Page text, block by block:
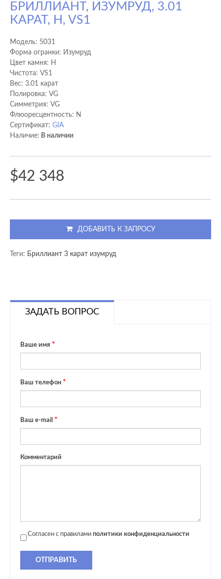
БРИЛЛИАНТ, ИЗУМРУД, 3.01
КАРАТ, H, VS1
Модель: 5031
Форма огранки: Изумруд
Цвет камня: H
Чистота: VS1
Вес: 3.01 карат
Полировка: VG
Cимметрия: VG
Флюоресцентность: N
Сертификат: GIA
Наличие: В наличии
$42 348
ДОБАВИТЬ К ЗАПРОСУ
Теги: Бриллиант 3 карат изумруд
ЗАДАТЬ ВОПРОС
Ваше имя
Ваш телефон
Ваш e-mail
Комментарий
Согласен с правилами политики конфиденциальности
ОТПРАВИТЬ